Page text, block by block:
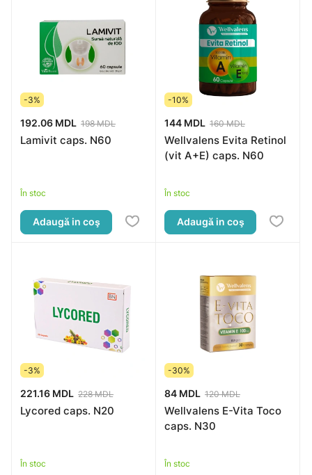
-3%
192.06 MDL 198 MDL
Lamivit caps. N60
În stoc
Adaugă in coş
-10%
144 MDL 160 MDL
Wellvalens Evita Retinol
(vit A+E) caps. N60
În stoc
Adaugă in coş
-3%
221.16 MDL 228 MDL
Lycored caps. N20
În stoc
-30%
84 MDL 120 MDL
Wellvalens E-Vita Toco
caps. N30
În stoc